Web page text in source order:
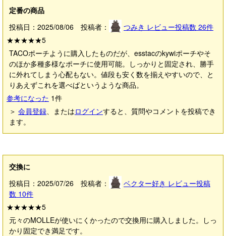
定番の商品
投稿日：2025/08/06 投稿者：
つみき レビュー投稿数 26件
★★★★★5
TACOポーチように購入したものだが、esstacのkywiポーチやそ
のほか多種多様なポーチに使用可能。しっかりと固定され、勝手
に外れてしまう心配もない。値段も安く数を揃えやすいので、と
りあえずこれを選べばというような商品。
参考になった 1件
＞ 会員登録、またはログインすると、質問やコメントを投稿でき
ます。
交換に
投稿日：2025/07/26 投稿者：
ベクター好き レビュー投稿
数 10件
★★★★★5
元々のMOLLEが使いにくかったので交換用に購入しました。しっ
かり固定でき満足です。